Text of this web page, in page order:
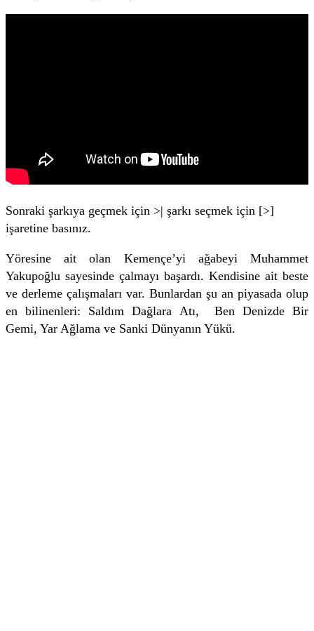
Sonraki şarkıya geçmek için >| şarkı seçmek için [>]
işaretine basınız.
Yöresine ait olan Kemençe’yi ağabeyi Muhammet
Yakupoğlu sayesinde çalmayı başardı. Kendisine ait beste
ve derleme çalışmaları var. Bunlardan şu an piyasada olup
en bilinenleri: Saldım Dağlara Atı, Ben Denizde Bir
Gemi, Yar Ağlama ve Sanki Dünyanın Yükü.